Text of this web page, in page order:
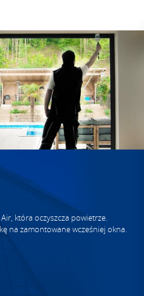
która oczyszcza powietrze.
na zamontowane wcześniej okna.